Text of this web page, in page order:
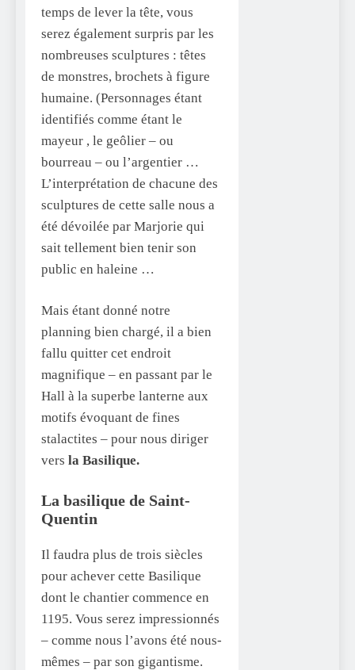
temps de lever la tête, vous
serez également surpris par les
nombreuses sculptures : têtes
de monstres, brochets à figure
humaine. (Personnages étant
identifiés comme étant le
mayeur , le geôlier – ou
bourreau – ou l’argentier …
L’interprétation de chacune des
sculptures de cette salle nous a
été dévoilée par Marjorie qui
sait tellement bien tenir son
public en haleine …
Mais étant donné notre
planning bien chargé, il a bien
fallu quitter cet endroit
magnifique – en passant par le
Hall à la superbe lanterne aux
motifs évoquant de fines
stalactites – pour nous diriger
vers la Basilique.
La basilique de Saint-
Quentin
Il faudra plus de trois siècles
pour achever cette Basilique
dont le chantier commence en
1195. Vous serez impressionnés
– comme nous l’avons été nous-
mêmes – par son gigantisme.